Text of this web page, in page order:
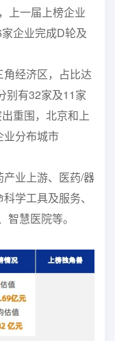
上一届上榜企业
企业完成D轮及
经济区，占比达
别有32家及11家
重围，北京和上
业分布城市
业上游、医药/器
学工具及服务、
慧医院等。